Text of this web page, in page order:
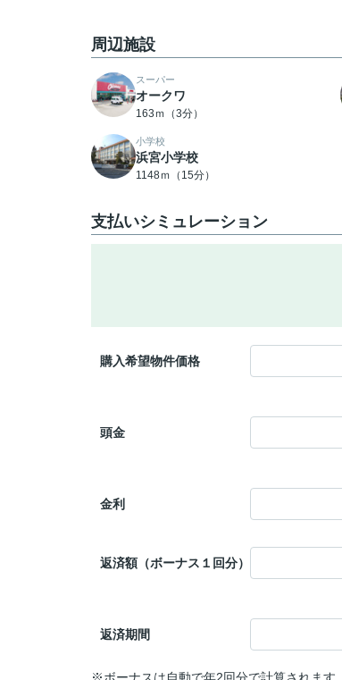
周辺施設
スーパー
オークワ
163ｍ（3分）
小学校
浜宮小学校
1148ｍ（15分）
支払いシミュレーション
購入希望物件価格
頭金
金利
返済額（ボーナス１回分）
返済期間